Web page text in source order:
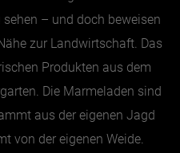
– und doch beweisen
zur Landwirtschaft. Das
Produkten aus dem
Die Marmeladen sind
aus der eigenen Jagd
von der eigenen Weide.